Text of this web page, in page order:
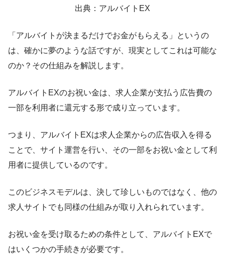
出典：アルバイトEX
「アルバイトが決まるだけでお金がもらえる」というの
は、確かに夢のような話ですが、現実としてこれは可能な
のか？その仕組みを解説します。
アルバイトEXのお祝い金は、求人企業が支払う広告費の
一部を利用者に還元する形で成り立っています。
つまり、アルバイトEXは求人企業からの広告収入を得る
ことで、サイト運営を行い、その一部をお祝い金として利
用者に提供しているのです。
このビジネスモデルは、決して珍しいものではなく、他の
求人サイトでも同様の仕組みが取り入れられています。
お祝い金を受け取るための条件として、アルバイトEXで
はいくつかの手続きが必要です。